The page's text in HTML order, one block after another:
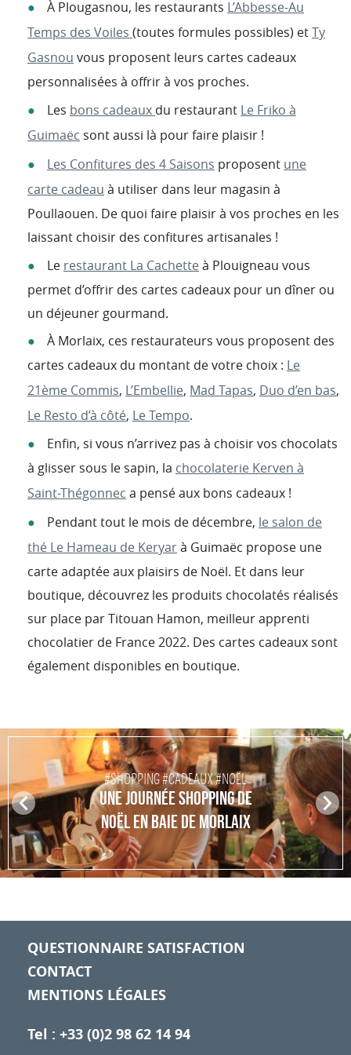
À Plougasnou, les restaurants L’Abbesse-Au
Temps des Voiles (toutes formules possibles) etTy
Gasnou vous proposent leurs cartes cadeaux
personnalisées à offrir à vos proches.
Les bons cadeaux du restaurant Le Friko à
Guimaëc sont aussi là pour faire plaisir !
Les Confitures des 4 Saisons proposent une
carte cadeau à utiliser dans leur magasin à
Poullaouen. De quoi faire plaisir à vos proches en les
laissant choisir des confitures artisanales !
Le restaurant La Cachetteà Plouigneau vous
permet d’offrir des cartes cadeaux pour un dîner ou
un déjeuner gourmand.
À Morlaix, ces restaurateurs vous proposent des
cartes cadeaux du montant de votre choix : Le
21ème Commis, L’Embellie, Mad Tapas, Duo d’en bas,
Le Resto d’à côté, Le Tempo.
Enfin, si vous n’arrivez pas à choisir vos chocolats
à glisser sous le sapin, la chocolaterie Kerven à
Saint-Thégonnec a pensé aux bons cadeaux !
Pendant tout le mois de décembre, le salon de
thé Le Hameau de Keryarà Guimaëc propose une
carte adaptée aux plaisirs de Noël. Et dans leur
boutique, découvrez les produits chocolatés réalisés
sur place par Titouan Hamon, meilleur apprenti
chocolatier de France 2022. Des cartes cadeaux sont
également disponibles en boutique.
Pr
io
us
#SHOPPING #CADEAUX #NOËL
UNE JOURNÉE SHOPPING DE
NOËL EN BAIE DE MORLAIX
N
ex
QUESTIONNAIRE SATISFACTION
CONTACT
MENTIONS LÉGALES
Tel : +33 (0)2 98 62 14 94